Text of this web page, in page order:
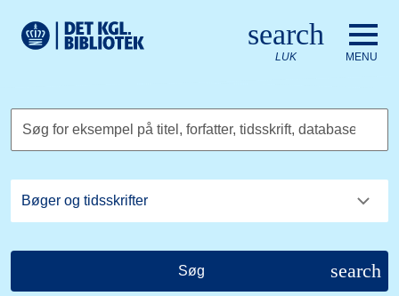
Det Kongelige Biblioteks logo. Gå til Det Kongelige
search
LUK MENU
Søg for eksempel på titel, forfatter, tidsskrift, database
Søg search